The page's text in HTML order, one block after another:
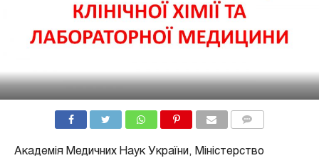
Академія Медичних Наук України, Міністерство